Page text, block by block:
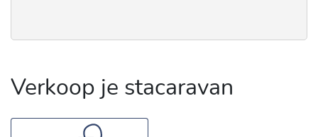
Verkoop je stacaravan